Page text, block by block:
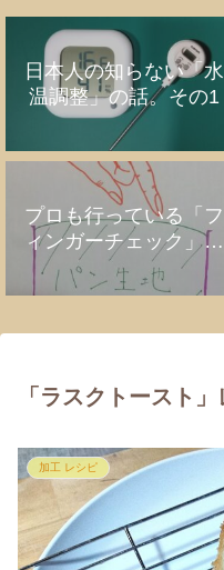
日本人の知らない「水
温調整」の話。その1
プロも行っている「フ
ィンガーチェック」の
話。
「ラスクトースト
加工 レシピ